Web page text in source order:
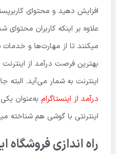
افزایش دهید و محتوای
علاوه بر اینکه کاربران محتوای
میکنند تا از مهارت‌ها و
بهترین فرصت درآمد از
اینترنت به شمار می‌آید. البته
درآمد از اینستاگرام به‌عنوان
اینترنتی با گوشی هم شناخته
راه اندازی فروشگاه